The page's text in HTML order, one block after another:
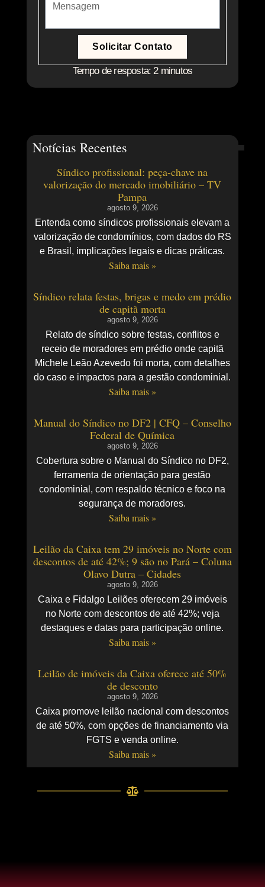
Solicitar Contato
Tempo de resposta: 2 minutos
Notícias Recentes
Síndico profissional: peça-chave na
valorização do mercado imobiliário – TV
Pampa
agosto 9, 2026
Entenda como síndicos profissionais elevam a
valorização de condomínios, com dados do RS
e Brasil, implicações legais e dicas práticas.
Saiba mais »
Síndico relata festas, brigas e medo em prédio
de capitã morta
agosto 9, 2026
Relato de síndico sobre festas, conflitos e
receio de moradores em prédio onde capitã
Michele Leão Azevedo foi morta, com detalhes
do caso e impactos para a gestão condominial.
Saiba mais »
Manual do Síndico no DF2 | CFQ – Conselho
Federal de Química
agosto 9, 2026
Cobertura sobre o Manual do Síndico no DF2,
ferramenta de orientação para gestão
condominial, com respaldo técnico e foco na
segurança de moradores.
Saiba mais »
Leilão da Caixa tem 29 imóveis no Norte com
descontos de até 42%; 9 são no Pará – Coluna
Olavo Dutra – Cidades
agosto 9, 2026
Caixa e Fidalgo Leilões oferecem 29 imóveis
no Norte com descontos de até 42%; veja
destaques e datas para participação online.
Saiba mais »
Leilão de imóveis da Caixa oferece até 50%
de desconto
agosto 9, 2026
Caixa promove leilão nacional com descontos
de até 50%, com opções de financiamento via
FGTS e venda online.
Saiba mais »